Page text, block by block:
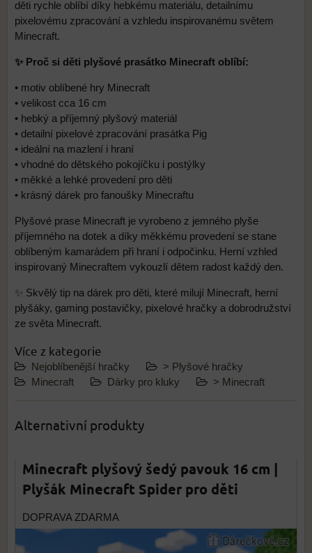
děti rychle oblíbí díky hebkému materiálu, detailnímu
pixelovému zpracování a vzhledu inspirovanému světem
Minecraft.
✨ Proč si děti plyšové prasátko Minecraft oblíbí:
• motiv oblíbené hry Minecraft
• velikost cca 16 cm
• hebký a příjemný plyšový materiál
• detailní pixelové zpracování prasátka Pig
• ideální na mazlení i hraní
• vhodné do dětského pokojíčku i postýlky
• měkké a lehké provedení pro děti
• krásný dárek pro fanoušky Minecraftu
Plyšové prase Minecraft je vyrobeno z jemného plyše
příjemného na dotek a díky měkkému provedení se stane
oblíbeným kamarádem při hraní i odpočinku. Herní vzhled
inspirovaný Minecraftem vykouzlí dětem radost každý den.
✨ Skvělý tip na dárek pro děti, které milují Minecraft, herní
plyšáky, gaming postavičky, pixelové hračky a dobrodružství
ze světa Minecraft.
Více z kategorie
Nejoblíbenější hračky
> Plyšové hračky
Minecraft
Dárky pro kluky > Minecraft
Alternativní produkty
Minecraft plyšový šedý pavouk 16 cm |
Plyšák Minecraft Spider pro děti
DOPRAVA ZDARMA